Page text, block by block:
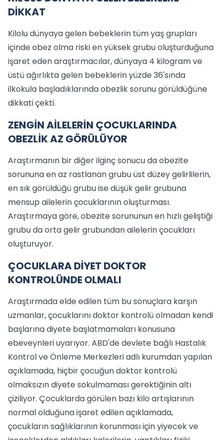
DİKKAT
Kilolu dünyaya gelen bebeklerin tüm yaş grupları
içinde obez olma riski en yüksek grubu oluşturduğuna
işaret eden araştırmacılar, dünyaya 4 kilogram ve
üstü ağırlıkta gelen bebeklerin yüzde 36'sında
ilkokula başladıklarında obezlik sorunu görüldüğüne
dikkati çekti.
ZENGİN AİLELERİN ÇOCUKLARINDA
OBEZLİK AZ GÖRÜLÜYOR
Araştırmanın bir diğer ilginç sonucu da obezite
sorununa en az rastlanan grubu üst düzey gelirlilerin,
en sık görüldüğü grubu ise düşük gelir grubuna
mensup ailelerin çocuklarının oluşturması.
Araştırmaya göre, obezite sorununun en hızlı geliştiği
grubu da orta gelir grubundan ailelerin çocukları
oluşturuyor.
ÇOCUKLARA DİYET DOKTOR
KONTROLÜNDE OLMALI
Araştırmada elde edilen tüm bu sonuçlara karşın
uzmanlar, çocuklarını doktor kontrolü olmadan kendi
başlarına diyete başlatmamaları konusuna
ebeveynleri uyarıyor. ABD'de devlete bağlı Hastalık
Kontrol ve Önleme Merkezleri adlı kurumdan yapılan
açıklamada, hiçbir çocuğun doktor kontrolü
olmaksızın diyete sokulmaması gerektiğinin altı
çiziliyor. Çocuklarda görülen bazı kilo artışlarının
normal olduğuna işaret edilen açıklamada,
çocukların sağlıklarının korunması için yiyecek ve